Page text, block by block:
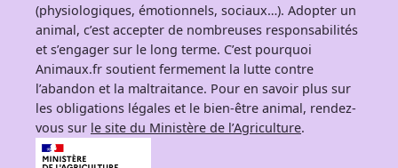
(physiologiques, émotionnels, sociaux…). Adopter un
animal, c’est accepter de nombreuses responsabilités
et s’engager sur le long terme. C’est pourquoi
Animaux.fr soutient fermement la lutte contre
l’abandon et la maltraitance. Pour en savoir plus sur
les obligations légales et le bien-être animal, rendez-
vous sur le site du Ministère de l’Agriculture.